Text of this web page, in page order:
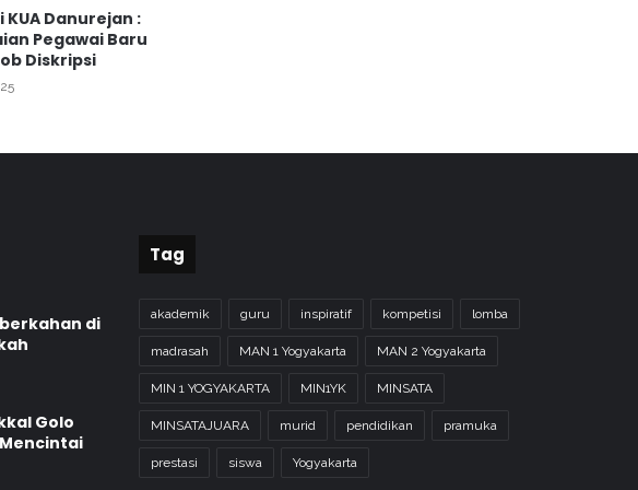
KUA Danurejan :
Pegawai Baru
Diskripsi
di
Golo
Tag
akademik guru inspiratif kompetisi lomba
madrasah MAN 1 Yogyakarta MAN 2 Yogyakarta
MIN 1 YOGYAKARTA MIN1YK MINSATA
MINSATAJUARA murid pendidikan pramuka
prestasi siswa Yogyakarta